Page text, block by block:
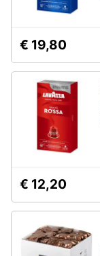
Elettrodomestici
professionali
industriali
Abbattitore
Macchine
professionali
Friggitrice
Idropulitrice
professionale
€ 19,80
€ 12,20